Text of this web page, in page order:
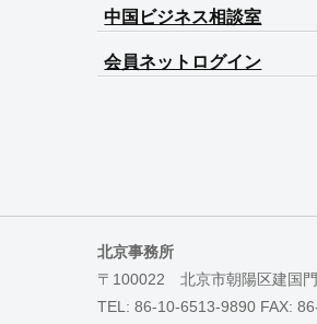
中国ビジネス相談室
会員ネットログイン
北京事務所
〒100022 北京市朝陽区建国門
TEL: 86-10-6513-9890 FAX: